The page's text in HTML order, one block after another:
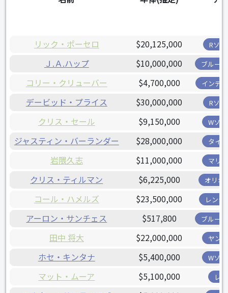
リック・ポーセロ $20,125,000 Rソ
Ｊ.Ａ.ハップ $10,000,000 ブルー
コリー・クリューバー $4,700,000 インデ
デービッド・プライス $30,000,000 Rソ
クリス・セール $9,150,000 Wソ
ジャスティン・バーランダー $28,000,000 タイ
岩隈久志 $11,000,000 マリ
クリス・ティルマン $6,225,000 オリオ
コール・ハメルズ $23,500,000 レンジ
アーロン・サンチェス $517,800 ブルー
田中 将大 $22,000,000 ヤン
ホセ・キンタナ $5,400,000 Wソ
マット・ムーア $5,100,000 レ